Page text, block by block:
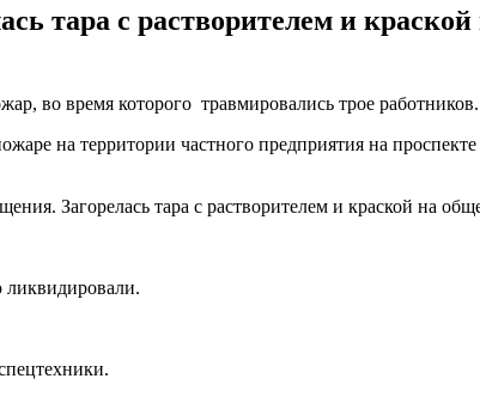
тара с растворителем и
во время которого травмировались трое
на территории частного предприятия на
Загорелась тара с растворителем и краской на
ликвидировали.